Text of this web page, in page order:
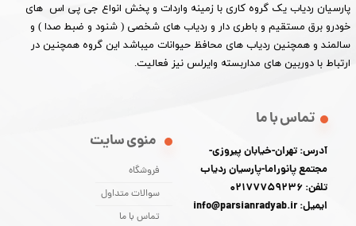
پارسیان ردیاب یک گروه کاری با زمینه واردات و پخش انواع جی پی اس های
خودرو برق مستقیم و باطری دار و ردیاب های شخصی ( شنود و ضبط صدا ) و
سالمند و همچنین ردیاب های محافظ حیوانات میباشد این گروه همچنین در
ارتباط با دوربین های مداربسته وایرلس نیز فعالیت.​​​​​​​
منوی سایت
فروشگاه
سوالات متداول
تماس با ما
تماس با ما
آدرس: تهران-خیابان پیروزی-
مجتمع پانوراما-پارسیان ردیاب
تلفن: 02177759236
ایمیل: info@parsianradyab.ir